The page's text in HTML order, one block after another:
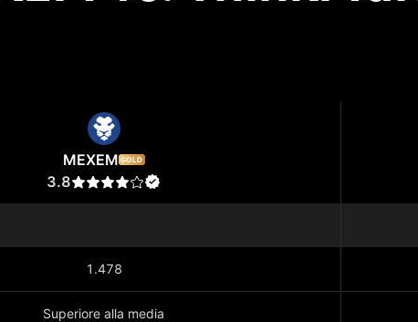
MEXEM GOLD
3.8
1.478
Superiore alla media